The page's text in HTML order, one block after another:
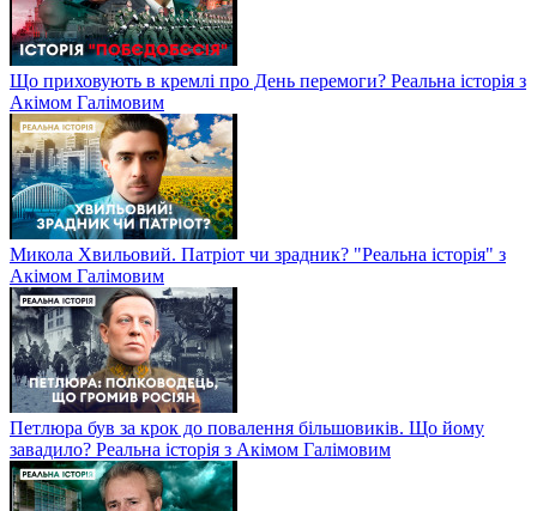
Що приховують в кремлі про День перемоги? Реальна історія з
Акімом Галімовим
Микола Хвильовий. Патріот чи зрадник? "Реальна історія" з
Акімом Галімовим
Петлюра був за крок до повалення більшовиків. Що йому
завадило? Реальна історія з Акімом Галімовим